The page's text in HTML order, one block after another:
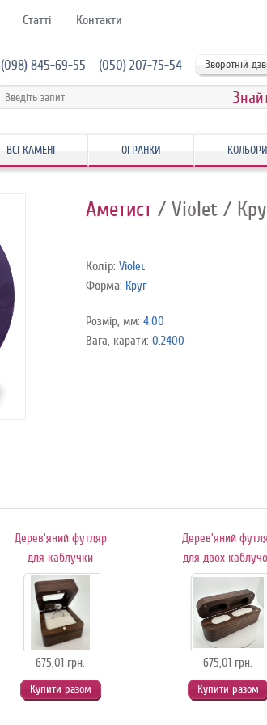
Статті Контакти
(098) 845-69-55 (050) 207-75-54 Зворотній
ВСІ КАМЕНІ ОГРАНКИ КОЛЬОРИ
Аметист / Violet /
Колір:Violet
Форма: Круг
Розмір, мм:4.00
Вага, карати:0.2400
Дерев'яний футляр
для каблучки
675,01 грн.
Купити разом
Дерев'яний
для двох
675,01 грн.
Купити разом